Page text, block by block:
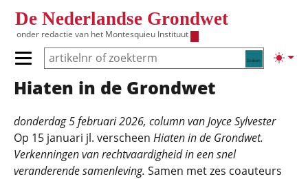
De Nederlandse Grondwet
onder redactie van het Montesquieu Instituut
Zoeken
Primair menu tonen/verbergen
Hoofdnavigatie
Hiaten in de Grondwet
donderdag 5 februari 2026, column vanJoyce Sylvester
Op 15 januari jl. verscheen Hiaten in de Grondwet.
Verkenningen van rechtvaardigheid in een snel
veranderende samenleving. Samen met zes coauteurs